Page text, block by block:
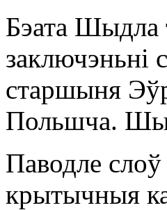
Бэата Шыдла
заключэньні
старшыня
Польшча.
Паводле
крытычныя